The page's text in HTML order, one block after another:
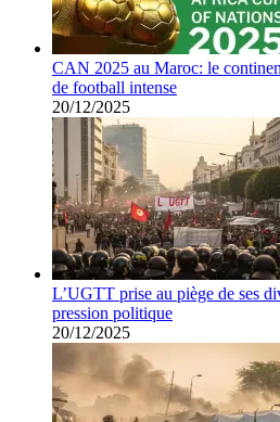
CAN 2025 au Maroc: le
de football intense
20/12/2025
L’UGTT prise au piège de ses
pression politique
20/12/2025